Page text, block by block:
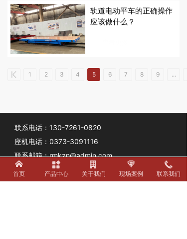
轨道电动平车的正确操作
应该做什么？
1 2 3 4 5 6 7 8 9 ...
联系电话：130-7261-0820
座机电话： 0373-3091116
联系邮箱：rmkzn@admin.com
办公地址：新乡市红旗区金穗大道互联网大厦
厂区地址：新乡市红旗区小店镇新长北线22号
首页 产品中心 关于我们 现场案例 联系我们